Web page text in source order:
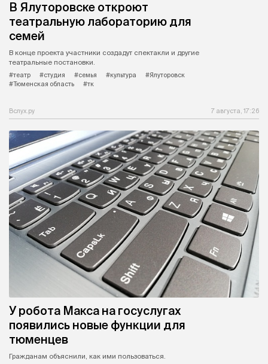
В Ялуторовске откроют
театральную лабораторию для
семей
В конце проекта участники создадут спектакли и другие
театральные постановки.
#театр
#студия #семья #культура
#Ялуторовск
#Тюменская область
#тк
Вслух.ру 7 августа, 17:26
У робота Макса на госуслугах
появились новые функции для
тюменцев
Гражданам объяснили, как ими пользоваться.